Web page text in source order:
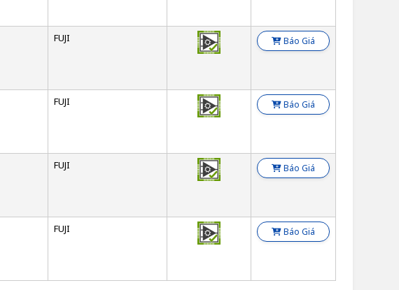
FUJI Báo Giá
FUJI Báo Giá
FUJI Báo Giá
FUJI Báo Giá